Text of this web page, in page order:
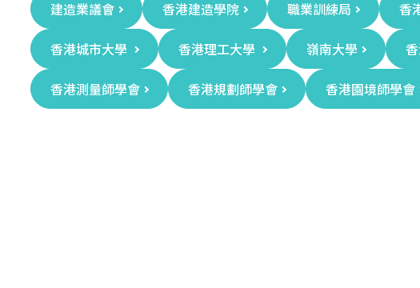
建造業議會 香港建造學院 職業訓練局 香
香港城市大學 香港理工大學 嶺南大學
香港測量師學會 香港規劃師學會 香港園境師學會